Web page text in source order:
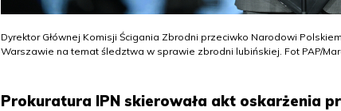
Dyrektor Głównej Komisji Ścigania Zbrodni przeciwko Narodowi
Warszawie na temat śledztwa w sprawie zbrodni lubińskiej. Fot PAP/
Prokuratura IPN skierowała akt oskarżenia